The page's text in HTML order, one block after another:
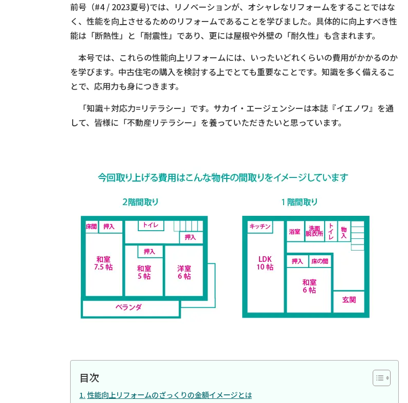
前号（#4 / 2023夏号)では、リノベーションが、オシャレなリフォームをすることではな
く、性能を向上させるためのリフォームであることを学びました。具体的に向上すべき性
能は「断熱性」と「耐震性」であり、更には屋根や外壁の「耐久性」も含まれます。
本号では、これらの性能向上リフォームには、いったいどれくらいの費用がかかるのか
を学びます。中古住宅の購入を検討する上でとても重要なことです。知識を多く備えるこ
とで、応用力も身につきます。
「知識＋対応力=リテラシー」です。サカイ・エージェンシーは本誌『イエノワ』を通
して、皆様に「不動産リテラシー」を養っていただきたいと思っています。
目次
性能向上リフォームのざっくりの金額イメージとは